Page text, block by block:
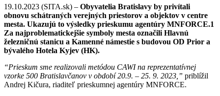
19.10.2023 (SITA.sk) – Obyvatelia Bratislavy by privítali
obnovu schátraných verejných priestorov a objektov v centre
mesta. Ukazujú to výsledky prieskumu agentúry MNFORCE.1
Za najproblematickejšie symboly mesta označili Hlavnú
železničnú stanicu a Kamenné námestie s budovou OD Prior a
bývalého Hotela Kyjev (HK).
“Prieskum sme realizovali metódou CAWI na reprezentatívnej
vzorke 500 Bratislavčanov v období 20.9. – 25. 9. 2023,” priblížil
Andrej Kičura, riaditeľ prieskumnej agentúry MNFORCE.